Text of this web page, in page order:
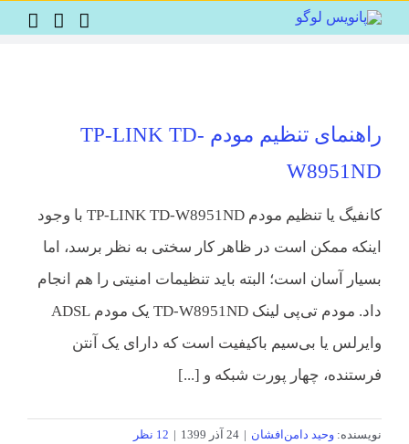
to
راهنمای تنظیم مودم TP-LINK TD-
W8951ND
کانفیگ یا تنظیم مودم TP-LINK TD-W8951ND با وجود
اینکه ممکن است در ظاهر کار سختی به نظر برسد، اما
بسیار آسان است؛ البته باید تنظیمات امنیتی را هم انجام
داد. مودم تی‌پی لینک TD-W8951ND یک مودم ADSL
وایرلس یا بی‌سیم باکیفیت است که دارای یک آنتن
فرستنده، چهار پورت شبکه و [...]
نویسنده: وحید دامن‌افشان | 24 آذر 1399 | 12 نظر